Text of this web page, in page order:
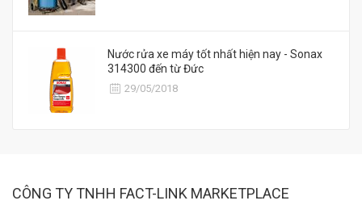
Nước rửa xe máy tốt nhất hiện nay - Sonax
314300 đến từ Đức
29/05/2018
CÔNG TY TNHH FACT-LINK MARKETPLACE